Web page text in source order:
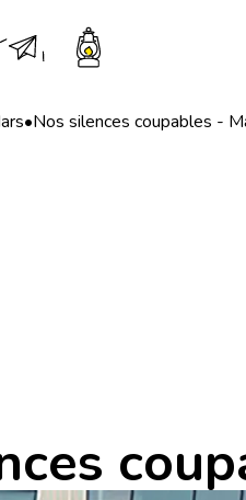
•Nos silences coupables -